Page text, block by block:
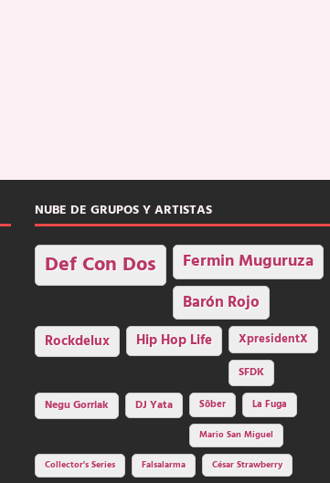
NUBE DE GRUPOS Y ARTISTAS
Def Con Dos Fermin Muguruza
Barón Rojo
Rockdelux Hip Hop Life
XpresidentX
SFDK
Negu Gorriak
DJ Yata Sôber
La Fuga
Mario San Miguel
Collector's Series
Falsalarma César Strawberry